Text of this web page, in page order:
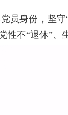
员身份，坚
不“退休”、